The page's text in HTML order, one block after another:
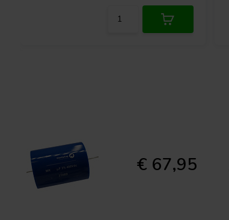
€ 67,95